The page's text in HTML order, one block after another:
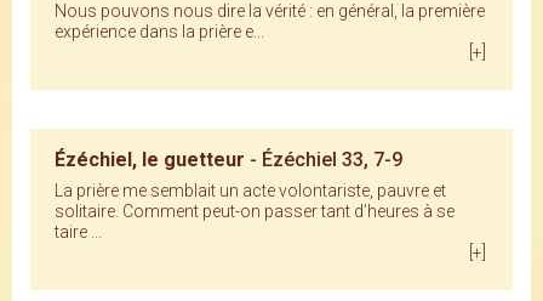
Nous pouvons nous dire la vérité : en général, la première
expérience dans la prière e...
[+]
Ézéchiel, le guetteur - Ézéchiel 33, 7-9
La prière me semblait un acte volontariste, pauvre et
solitaire. Comment peut-on passer tant d’heures à se
taire ...
[+]